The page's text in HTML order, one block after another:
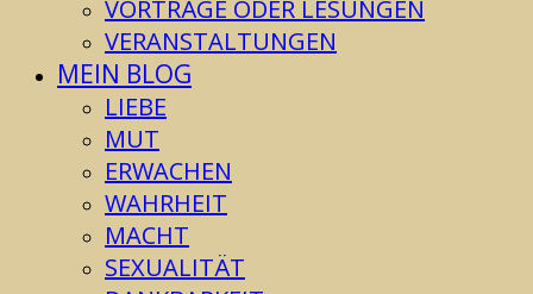
VORTRÄGE ODER LESUNGEN
VERANSTALTUNGEN
MEIN BLOG
LIEBE
MUT
ERWACHEN
WAHRHEIT
MACHT
SEXUALITÄT